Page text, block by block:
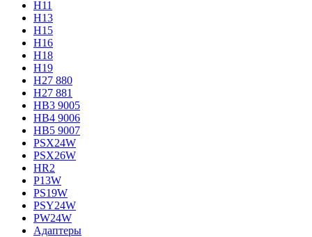
H11
H13
H15
H16
H18
H19
H27 880
H27 881
HB3 9005
HB4 9006
HB5 9007
PSX24W
PSX26W
HR2
P13W
PS19W
PSY24W
PW24W
Адаптеры